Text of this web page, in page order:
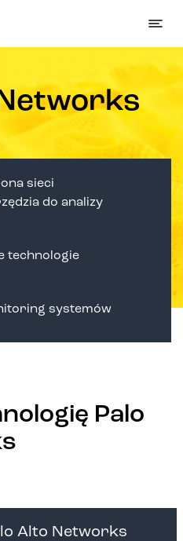
sieci
do analizy
technologie
systemów
Palo
Alto Networks